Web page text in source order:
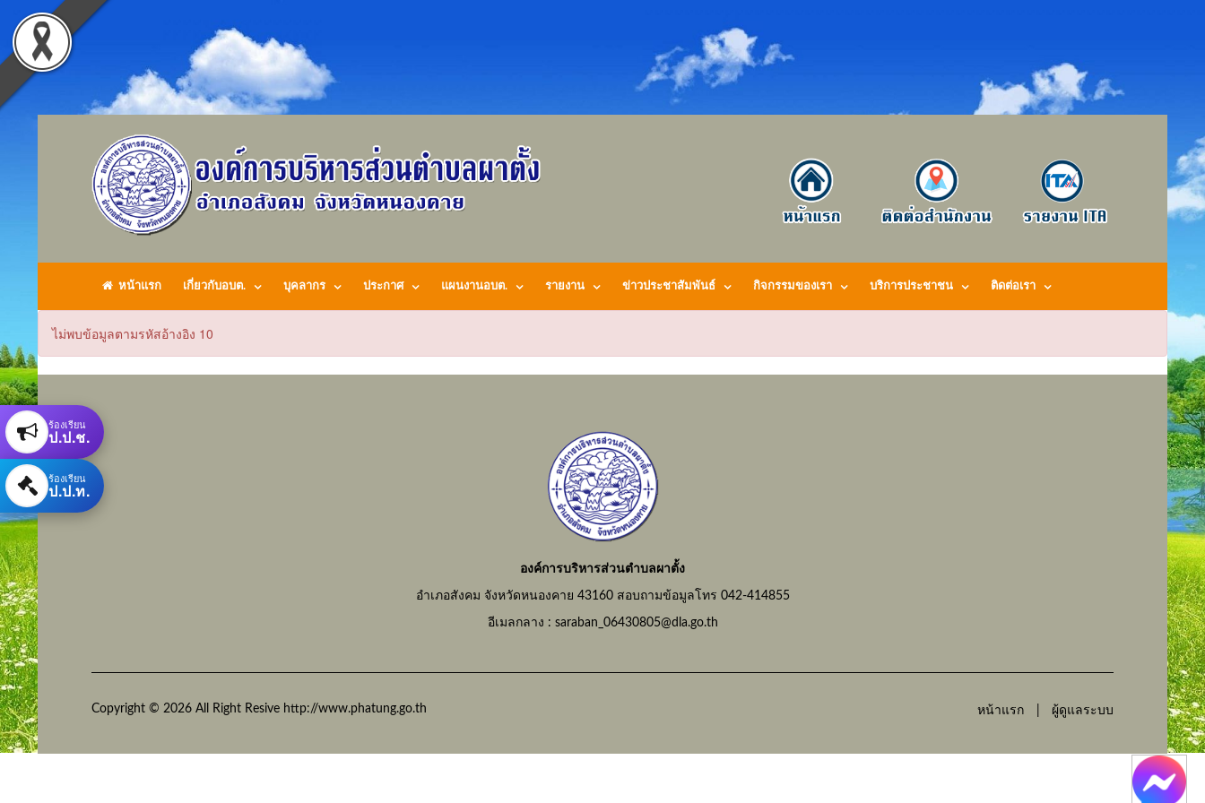
หน้าแรก เกี่ยวกับอบต. บุคลากร ประกาศ แผนงานอบต. รายงาน ข่าวประชาสัมพันธ์ กิจกรรมของเรา บริการประชาชน ติดต่อเรา
ไม่พบข้อมูลตามรหัสอ้างอิง 10
องค์การบริหารส่วนตำบลผาตั้ง
อำเภอสังคม จังหวัดหนองคาย 43160 สอบถามข้อมูลโทร 042-414855
อีเมลกลาง : saraban_06430805@dla.go.th
Copyright © 2026 All Right Resive http://www.phatung.go.th หน้าแรก ผู้ดูแลระบบ
ร้องเรียน
ป.ป.ช.
ร้องเรียน
ป.ป.ท.